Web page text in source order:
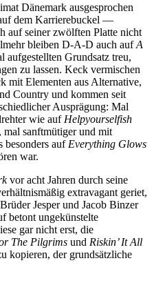
Dänemark ausgesprochen
dem Karrierebuckel —
auf seiner zwölften Platte nicht
bleiben D-A-D auch aufA
aufgestellten Grundsatz treu,
zu lassen. Keck vermischen
mit Elementen aus Alternative,
Country und kommen seit
Ausprägung: Mal
wie auf Helpyourselfish
sanftmütiger und mit
besonders auf Everything Glows
war.
vor acht Jahren durch seine
extravagant geriet,
Jesper und Jacob Binzer
betont ungekünstelte
gar nicht erst, die
The Pilgrims und Riskin’ It All
kopieren, der grundsätzliche